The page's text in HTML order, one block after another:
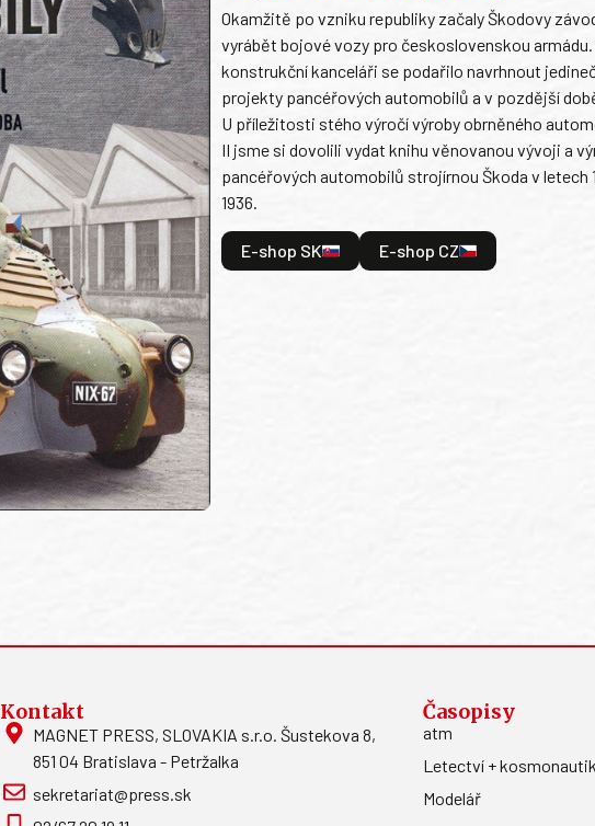
Okamžitě po vzniku republiky začaly Škodovy
vyrábět bojové vozy pro československou
konstrukční kanceláři se podařilo navrhnout
projekty pancéřových automobilů a v pozdější
U příležitosti stého výročí výroby obrněného
II jsme si dovolili vydat knihu věnovanou vývoji a
pancéřových automobilů strojírnou Škoda v letech
1936.
E-shop SK E-shop CZ
Kontakt
MAGNET PRESS, SLOVAKIA s.r.o. Šustekova 8,
851 04 Bratislava - Petržalka
sekretariat@press.sk
Časopisy
atm
Letectví +
Modelář